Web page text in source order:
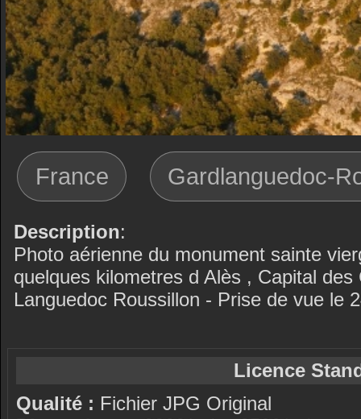
France Gardlanguedoc-
Description:
Photo aérienne du monument sainte
quelques kilometres d Alès , Capital
Languedoc Roussillon - Prise de vue le
Licence
Qualité : Fichier JPG Original